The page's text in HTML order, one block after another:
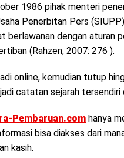
1986 pihak menteri
Penerbitan Pers
berlawanan dengan aturan
(Rahzen, 2007: 276 ).
online, kemudian tutup
catatan sejarah tersendiri
Pembaruan.com hanya
bisa diakses dari
kasih.